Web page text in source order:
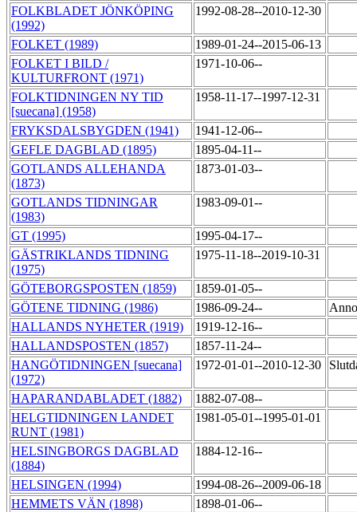
FOLKBLADET JÖNKÖPING
(1992)
1992-08-28--2010-12-30
FOLKET (1989)
1989-01-24--2015-06-13
FOLKET I BILD /
KULTURFRONT (1971)
1971-10-06--
FOLKTIDNINGEN NY TID
[suecana] (1958)
1958-11-17--1997-12-31
FRYKSDALSBYGDEN (1941)
1941-12-06--
GEFLE DAGBLAD (1895)
1895-04-11--
GOTLANDS ALLEHANDA
(1873)
1873-01-03--
GOTLANDS TIDNINGAR
(1983)
1983-09-01--
GT (1995)
1995-04-17--
GÄSTRIKLANDS TIDNING
(1975)
1975-11-18--2019-10-31
GÖTEBORGSPOSTEN (1859)
1859-01-05--
GÖTENE TIDNING (1986)
1986-09-24--
HALLANDS NYHETER (1919)
1919-12-16--
HALLANDSPOSTEN (1857)
1857-11-24--
HANGÖTIDNINGEN [suecana]
(1972)
1972-01-01--2010-12-30
HAPARANDABLADET (1882)
1882-07-08--
HELGTIDNINGEN LANDET
RUNT (1981)
1981-05-01--1995-01-01
HELSINGBORGS DAGBLAD
(1884)
1884-12-16--
HELSINGEN (1994)
1994-08-26--2009-06-18
HEMMETS VÄN (1898)
1898-01-06--